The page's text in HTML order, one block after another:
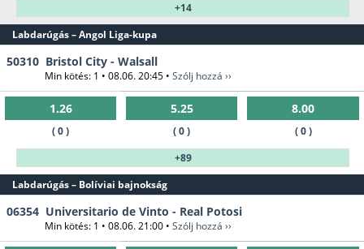
+14
Labdarúgás – Angol Liga-kupa
50310 Bristol City - Walsall
Min kötés: 1 • 08.06. 20:45 • Szólj hozzá ››
1.26
( 0 )
5.25
( 0 )
8.00
( 0 )
+89
Labdarúgás – Bolíviai bajnokság
06354 Universitario de Vinto - Real Potosi
Min kötés: 1 • 08.06. 21:00 • Szólj hozzá ››